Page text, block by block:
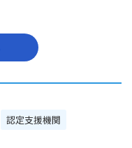
認定支援機関